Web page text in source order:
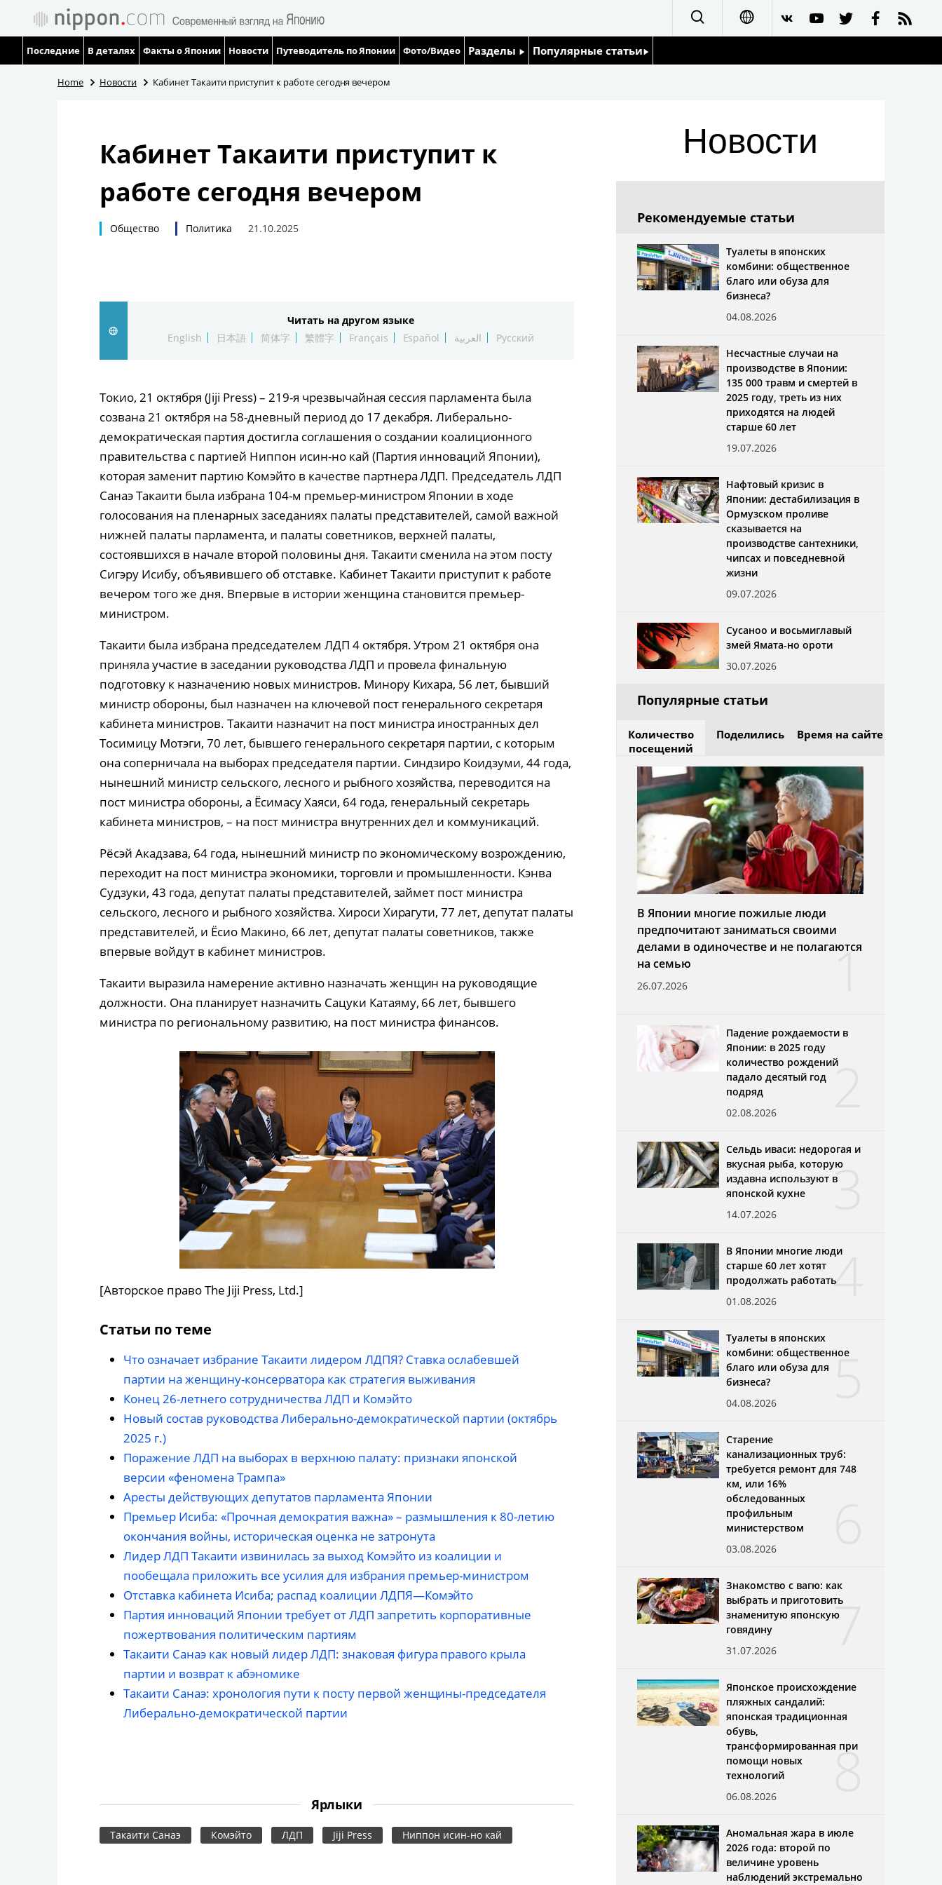
العربية
Последние В деталях Факты о Японии Новости Путеводитель по Японии Фото/Видео Разделы
Политика
Технологии
От редакции
Популярные статьи
Home Новости Кабинет Такаити приступит к работе сегодня вечером
Кабинет Такаити приступит к
работе сегодня вечером
Общество Политика 21.10.2025
Читать на другом языке
English
日本語 简体字 繁體字 Français Español العربية Русский
Токио, 21 октября (Jiji Press) – 219-я чрезвычайная сессия парламента была
созвана 21 октября на 58-дневный период до 17 декабря. Либерально-
демократическая партия достигла соглашения о создании коалиционного
правительства с партией Ниппон исин-но кай (Партия инноваций Японии),
которая заменит партию Комэйто в качестве партнера ЛДП. Председатель ЛДП
Санаэ Такаити была избрана 104-м премьер-министром Японии в ходе
голосования на пленарных заседаниях палаты представителей, самой важной
нижней палаты парламента, и палаты советников, верхней палаты,
состоявшихся в начале второй половины дня. Такаити сменила на этом посту
Сигэру Исибу, объявившего об отставке. Кабинет Такаити приступит к работе
вечером того же дня. Впервые в истории женщина становится премьер-
министром.
Такаити была избрана председателем ЛДП 4 октября. Утром 21 октября она
приняла участие в заседании руководства ЛДП и провела финальную
подготовку к назначению новых министров. Минору Кихара, 56 лет, бывший
министр обороны, был назначен на ключевой пост генерального секретаря
кабинета министров. Такаити назначит на пост министра иностранных дел
Тосимицу Мотэги, 70 лет, бывшего генерального секретаря партии, с которым
она соперничала на выборах председателя партии. Синдзиро Коидзуми, 44 года,
нынешний министр сельского, лесного и рыбного хозяйства, переводится на
пост министра обороны, а Ёсимасу Хаяси, 64 года, генеральный секретарь
кабинета министров, – на пост министра внутренних дел и коммуникаций.
Рёсэй Акадзава, 64 года, нынешний министр по экономическому возрождению,
переходит на пост министра экономики, торговли и промышленности. Кэнва
Судзуки, 43 года, депутат палаты представителей, займет пост министра
сельского, лесного и рыбного хозяйства. Хироси Хирагути, 77 лет, депутат палаты
представителей, и Ёсио Макино, 66 лет, депутат палаты советников, также
впервые войдут в кабинет министров.
Такаити выразила намерение активно назначать женщин на руководящие
должности. Она планирует назначить Сацуки Катаяму, 66 лет, бывшего
министра по региональному развитию, на пост министра финансов.
[Авторское право The Jiji Press, Ltd.]
Статьи по теме
Что означает избрание Такаити лидером ЛДПЯ? Ставка ослабевшей
партии на женщину-консерватора как стратегия выживания
Конец 26-летнего сотрудничества ЛДП и Комэйто
Новый состав руководства Либерально-демократической партии (октябрь
2025 г.)
Поражение ЛДП на выборах в верхнюю палату: признаки японской
версии «феномена Трампа»
Аресты действующих депутатов парламента Японии
Премьер Исиба: «Прочная демократия важна» – размышления к 80-летию
окончания войны, историческая оценка не затронута
Лидер ЛДП Такаити извинилась за выход Комэйто из коалиции и
пообещала приложить все усилия для избрания премьер-министром
Отставка кабинета Исиба; распад коалиции ЛДПЯ—Комэйто
Партия инноваций Японии требует от ЛДП запретить корпоративные
пожертвования политическим партиям
Такаити Санаэ как новый лидер ЛДП: знаковая фигура правого крыла
партии и возврат к абэномике
Такаити Санаэ: хронология пути к посту первой женщины-председателя
Либерально-демократической партии
Ярлыки
Такаити Санаэ Комэйто ЛДП Jiji Press Ниппон исин-но кай
Новости
Рекомендуемые статьи
Туалеты в японских
комбини: общественное
благо или обуза для
бизнеса?
04.08.2026
Несчастные случаи на
производстве в Японии:
135 000 травм и смертей в
2025 году, треть из них
приходятся на людей
старше 60 лет
19.07.2026
Нафтовый кризис в
Японии: дестабилизация в
Ормузском проливе
сказывается на
производстве сантехники,
чипсах и повседневной
жизни
09.07.2026
Сусаноо и восьмиглавый
змей Ямата-но ороти
30.07.2026
Популярные статьи
Количество
посещений
Поделились Время на сайте
1
В Японии многие пожилые люди
предпочитают заниматься своими
делами в одиночестве и не полагаются
на семью
26.07.2026
2
Падение рождаемости в
Японии: в 2025 году
количество рождений
падало десятый год
подряд
02.08.2026
3
Сельдь иваси: недорогая и
вкусная рыба, которую
издавна используют в
японской кухне
14.07.2026
4
В Японии многие люди
старше 60 лет хотят
продолжать работать
01.08.2026
5
Туалеты в японских
комбини: общественное
благо или обуза для
бизнеса?
04.08.2026
Старение
канализационных труб:
требуется ремонт для 748
км, или 16%
обследованных
профильным
министерством
03.08.2026
7
Знакомство с вагю: как
выбрать и приготовить
знаменитую японскую
говядину
31.07.2026
8
Японское происхождение
пляжных сандалий:
японская традиционная
обувь,
трансформированная при
помощи новых
технологий
06.08.2026
Аномальная жара в июле
2026 года: второй по
величине уровень
наблюдений экстремально